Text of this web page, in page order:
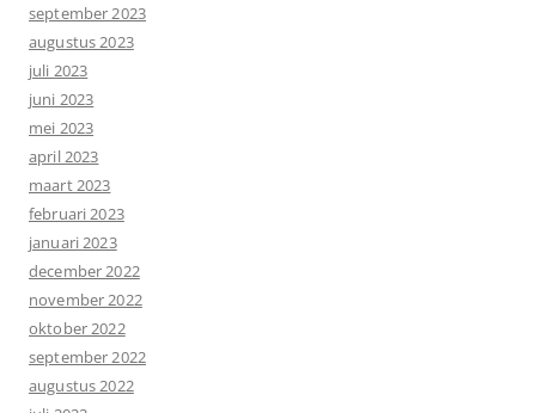
september 2023
augustus 2023
juli 2023
juni 2023
mei 2023
april 2023
maart 2023
februari 2023
januari 2023
december 2022
november 2022
oktober 2022
september 2022
augustus 2022